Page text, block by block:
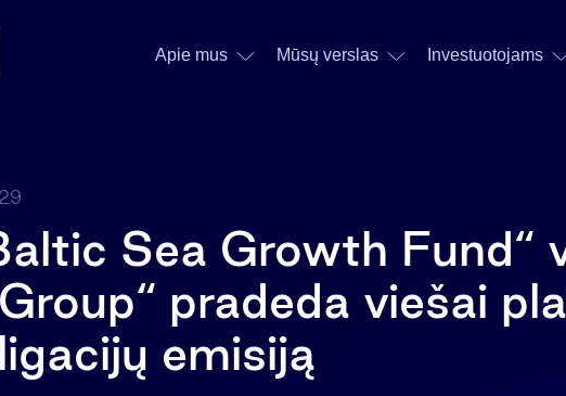
Apie mus Mūsų verslas Investuotojams
Sea Growth Fund“
pradeda viešai
emisiją